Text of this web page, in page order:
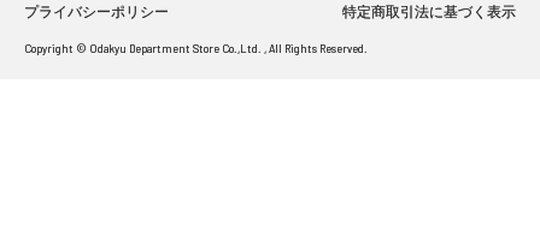
プライバシーポリシー 特定商取引法に基づく表示
Copyright © Odakyu Department Store Co.,Ltd. , All Rights Reserved.